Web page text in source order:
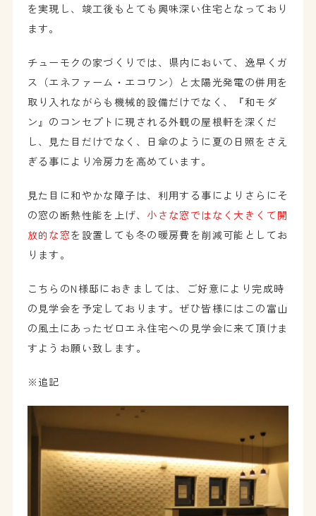
を実現し、竣工後もとても興味深い住宅となっており
ます。
チューモクの家づくりでは、県内において、逸早くガ
ス（エネファーム・エコワン）と太陽光発電の併用を
取り入れながらも機械的設備だけでなく、『和モダ
ン』のコンセプトに現される外観の屋根軒を深くだ
し、見た目だけでなく、日傘のように夏の日照をさえ
ぎる事により冷房力を高めています。
見た目に和やかな障子は、利用する事によりさらにそ
の窓の断熱性能を上げ、 小さな窓ではなく大きくて開
放的な窓を設置しても冬の暖房費を削減可能としてお
ります。
こちらのN様邸におきましては、ご好意により完成時
の見学会を予定しております。ぜひ皆様にはこの富山
の風土にあったゼロエネ住宅への見学会に来て頂けま
すようお願い致します。
※追記